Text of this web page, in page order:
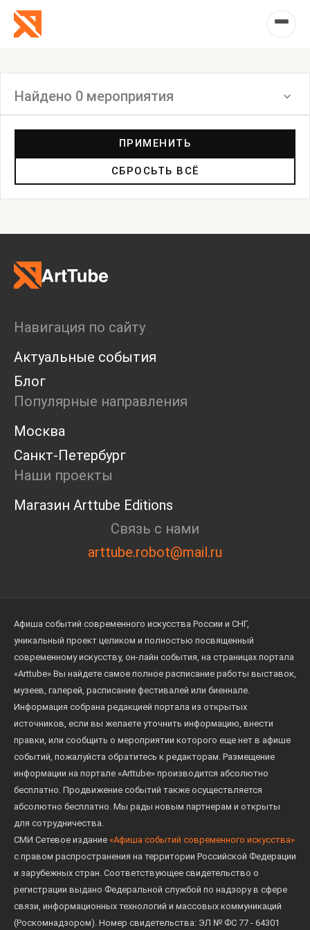
Найдено 0 мероприятия
Дискуссия
Пост-релиз
Пресс-конференция
Ярмарка
Open call
Экскурсия
Дискуссия
Cosmoscow 2024
Blazar 2024
Встречи
Круглый стол
ПРИМЕНИТЬ
СБРОСЬТЬ ВСЁ
Навигация по сайту
Актуальные события
Блог
Популярные направления
Москва
Санкт-Петербург
Наши проекты
Магазин Arttube Editions
Связь с нами
arttube.robot@mail.ru
Афиша событий современного искусства России и СНГ,
уникальный проект целиком и полностью посвященный
современному искусству, он-лайн события, на страницах портала
«Arttube» Вы найдете самое полное расписание работы выставок,
музеев, галерей, расписание фестивалей или биеннале.
Информация собрана редакцией портала из открытых
источников, если вы желаете уточнить информацию, внести
правки, или сообщить о мероприятии которого еще нет в афише
событий, пожалуйста обратитесь к редакторам. Размещение
информации на портале «Arttube» производится абсолютно
бесплатно. Продвижение событий также осуществляется
абсолютно бесплатно. Мы рады новым партнерам и открыты
для сотрудничества.
СМИ Сетевое издание «Афиша событий современного искусства»
с правом распространения на территории Российской Федерации
и зарубежных стран. Соответствующее свидетельство о
регистрации выдано Федеральной службой по надзору в сфере
связи, информационных технологий и массовых коммуникаций
(Роскомнадзором). Номер свидетельства: ЭЛ № ФС 77 - 64301